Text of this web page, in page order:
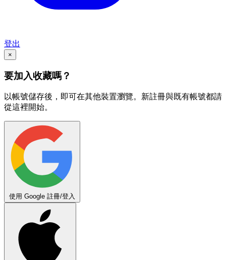
登出
×
要加入收藏嗎？
以帳號儲存後，即可在其他裝置瀏覽。新註冊與既有帳號都請
從這裡開始。
使用 Google 註冊/登入